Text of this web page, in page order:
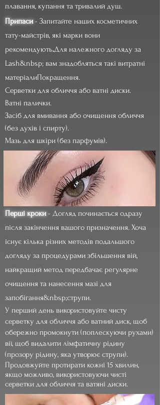
плавання, купання та тривалий душ.
Припаси - Запитайте наших косметичних
тату-майстрів, які марки вони
рекомендують.Для належного догляду за
Lash&nbsp; вам знадобляться такі витратні
матеріалиПокращення.
Серветки для обличчя або ватні диски.
Ватні палички.
Засіб для вмивання або очищення обличчя
(без духів і спирту).
Мазь для шкіри (без парфумів).
Перші кроки - Догляд починається одразу
після закінчення вашого призначення. Хоча
існує кілька різних методів подальшого
догляду за процедурами збільшення вій,
найкращий метод передбачає регулярне
очищення та нанесення мазі для
запобігання&nbsp;струпи.
У перший день використовуйте чисту
серветку для обличчя або ватний диск, щоб
обережно промокнути (поплескуючи рухами)
вії, щоб видалити лімфатичну рідину
(прозору рідину, яка утворює струпи).
Продовжуйте протирати кожні 15 хвилин,
якщо можливо, використовуючи чисті
серветки для обличчя та ватяні диски.